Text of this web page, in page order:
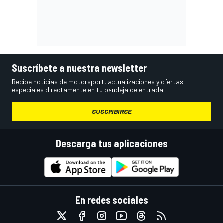
Suscríbete a nuestra newsletter
Recibe noticias de motorsport, actualizaciones y ofertas
especiales directamente en tu bandeja de entrada.
SUSCRIBIRSE
Descarga tus aplicaciones
En redes sociales